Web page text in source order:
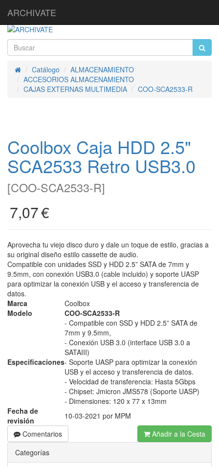
ARCHIVATE
InicioCatálogo
ALMACENAMIENTO
ACCESORIOS ALMACENAMIENTO
CAJAS EXTERNAS MULTIMEDIA
COO-SCA2533-R
Coolbox Caja HDD 2.5"
SCA2533 Retro USB3.0
[COO-SCA2533-R]
7,07€
Aprovecha tu viejo disco duro y dale un toque de estilo, gracias a
su original diseño estilo cassette de audio.
Compatible con unidades SSD y HDD 2.5” SATA de 7mm y
9.5mm, con conexión USB3.0 (cable incluido) y soporte UASP
para optimizar la conexión USB y el acceso y transferencia de
datos.
Marca
Coolbox
Modelo
COO-SCA2533-R
Especificaciones
- Compatible con SSD y HDD 2.5” SATA de
7mm y 9.5mm,
- Conexión USB 3.0 (interface USB 3.0 a
SATAIII)
- Soporte UASP para optimizar la conexión
USB y el acceso y transferencia de datos.
- Velocidad de transferencia: Hasta 5Gbps
- Chipset: Jmicron JMS578 (Soporte UASP)
- Dimensiones: 120 x 77 x 13mm
Fecha de
revisión
10-03-2021 por MPM
Comentarios
Añadir a la Cesta
Categorías